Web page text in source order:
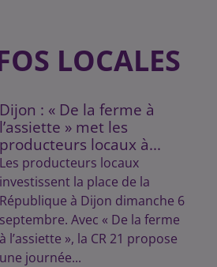
LOCALES
Dijon : « De la ferme à
l’assiette » met les
producteurs locaux à...
Les producteurs locaux
investissent la place de la
République à Dijon dimanche 6
septembre. Avec « De la ferme
à l’assiette », la CR 21 propose
une journée...